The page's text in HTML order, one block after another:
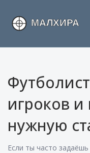
игроков и
нужную
Если ты часто